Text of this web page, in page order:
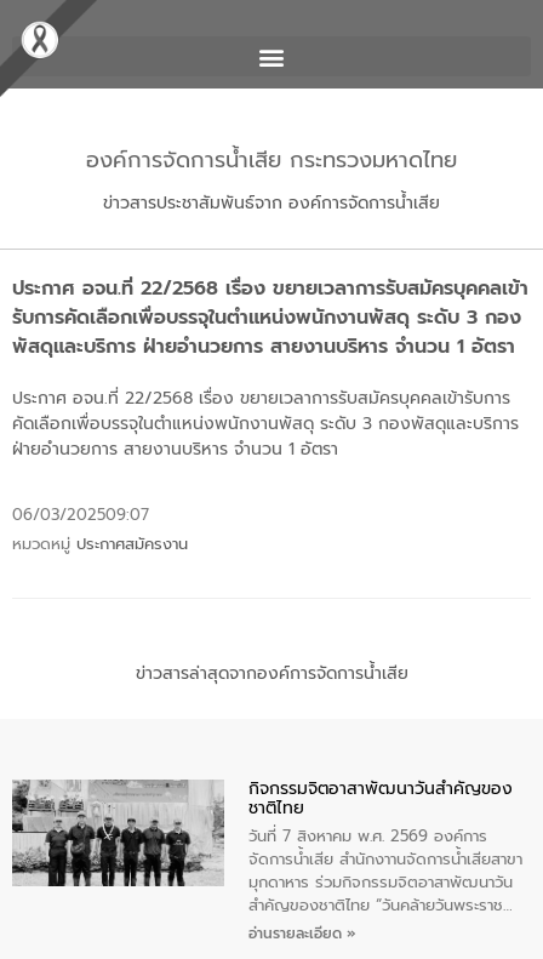
องค์การจัดการน้ำเสีย กระทรวงมหาดไทย
ข่าวสารประชาสัมพันธ์จาก องค์การจัดการน้ำเสีย
ประกาศ อจน.ที่ 22/2568 เรื่อง ขยายเวลาการรับสมัครบุคคลเข้า
รับการคัดเลือกเพื่อบรรจุในตำแหน่งพนักงานพัสดุ ระดับ 3 กอง
พัสดุและบริการ ฝ่ายอำนวยการ สายงานบริหาร จำนวน 1 อัตรา
ประกาศ อจน.ที่ 22/2568 เรื่อง ขยายเวลาการรับสมัครบุคคลเข้ารับการ
คัดเลือกเพื่อบรรจุในตำแหน่งพนักงานพัสดุ ระดับ 3 กองพัสดุและบริการ
ฝ่ายอำนวยการ สายงานบริหาร จำนวน 1 อัตรา
06/03/202509:07
หมวดหมู่ ประกาศสมัครงาน
ข่าวสารล่าสุดจากองค์การจัดการน้ำเสีย
กิจกรรมจิตอาสาพัฒนาวันสําคัญของ
ชาติไทย
วันที่ 7 สิงหาคม พ.ศ. 2569 องค์การ
จัดการน้ำเสีย สำนักงาานจัดการน้ำเสียสาขา
มุกดาหาร ร่วมกิจกรรมจิตอาสาพัฒนาวัน
สําคัญของชาติไทย “วันคล้ายวันพระราช
สมภพ สมเด็จพระนางเจ้าสิริกิติ์พระบรม
อ่านรายละเอียด »